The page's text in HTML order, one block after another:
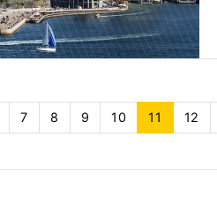
7 8 9 10 11 (current)
12